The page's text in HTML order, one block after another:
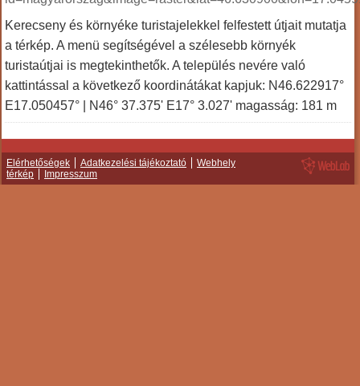
Kerecseny és környéke turistajelekkel felfestett útjait mutatja
a térkép. A menü segítségével a szélesebb környék
turistaútjai is megtekinthetők. A település nevére való
kattintással a következő koordinátákat kapjuk: N46.622917°
E17.050457° | N46° 37.375' E17° 3.027' magasság: 181 m
Elérhetőségek Adatkezelési tájékoztató
Webhely
térkép
Impresszum